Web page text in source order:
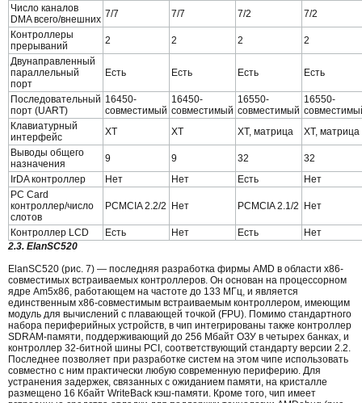
Число каналов
DMA всего/внешних 7/7 7/7 7/2
7/2
Контроллеры
прерываний
2 2 2
2
Двунаправленный
параллельный
порт
Есть Есть Есть Есть
Последовательный
порт (UART)
16450-
совместимый
16450-
совместимый
16550-
совместимый
16550-
Клавиатурный
интерфейс
XT XT XT, матрица
XT, матрица
Выводы общего
назначения
9 9 32
32
IrDA контроллер
Нет Нет Есть
Нет
PC Card
контроллер/число
слотов
PCMCIA 2.2/2 Нет PCMCIA 2.1/2 Нет
Контроллер LCD Есть Нет Есть
Нет
2.3. ElanSC520
ElanSC520 (рис. 7) — последняя разработка фирмы AMD в области x86-
совместимых встраиваемых контроллеров. Он основан на процессорном
ядре Am5x86, работающем на частоте до 133 МГц, и является
единственным x86-совместимым встраиваемым контроллером, имеющим
модуль для вычислений с плавающей точкой (FPU). Помимо стандартного
набора периферийных устройств, в чип интегрированы также контроллер
SDRAM-памяти, поддерживающий до 256 Мбайт ОЗУ в четырех банках, и
контроллер 32-битной шины PCI, соответствующий стандарту версии 2.2.
Последнее позволяет при разработке систем на этом чипе использовать
совместно с ним практически любую современную периферию. Для
устранения задержек, связанных с ожиданием памяти, на кристалле
размещено 16 Кбайт WriteBack кэш-памяти. Кроме того, чип имеет